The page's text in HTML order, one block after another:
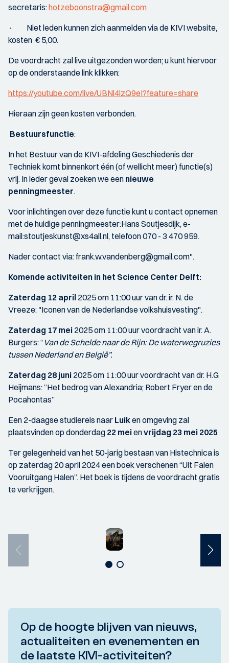
secretaris:hotzeboonstra@gmail.com
· Niet leden kunnen zich aanmelden via de KIVI website,
kosten € 5,00.
De voordracht zal live uitgezonden worden; u kunt hiervoor
op de onderstaande link klikken:
https://youtube.com/live/UBNl4lzQ9eI?feature=share
Hieraan zijn geen kosten verbonden.
Bestuursfunctie:
In het Bestuur van de KIVI-afdeling Geschiedenis der
Techniek komt binnenkort één (of wellicht meer) functie(s)
vrij. In ieder geval zoeken we een nieuwe
penningmeester.
Voor inlichtingen over deze functie kunt u contact opnemen
met de huidige penningmeester:Hans Soutjesdijk, e-
mail:stoutjeskunst@xs4all.nl, telefoon 070 - 3 470 959.
Nader contact via: frank.w.vandenberg@gmail.com".
Komende activiteiten in het Science Center Delft:
Zaterdag 12 april 2025 om 11:00 uur van dr. ir. N. de
Vreeze: "Iconen van de Nederlandse volkshuisvesting".
Zaterdag 17 mei 2025 om 11:00 uur voordracht van ir. A.
Burgers: “Van de Schelde naar de Rijn: De waterwegruzies
tussen Nederland en België”.
Zaterdag 28 juni 2025 om 11:00 uur voordracht van dr. H.G
Heijmans: ”Het bedrog van Alexandria; Robert Fryer en de
Pocahontas”
Een 2-daagse studiereis naar Luiken omgeving zal
plaatsvinden op donderdag 22 meienvrijdag 23 mei 2025
Ter gelegenheid van het 50-jarig bestaan van Histechnica is
op zaterdag 20 april 2024 een boek verschenen “Uit Falen
Vooruitgang Halen”. Het boek is tijdens de voordracht gratis
te verkrijgen.
Op de hoogte blijven van nieuws,
actualiteiten en evenementen en
de laatste KIVI-activiteiten?